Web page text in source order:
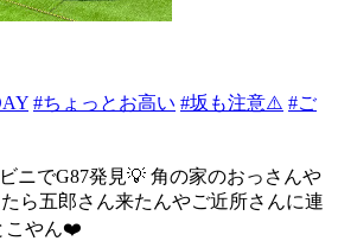
#ちょっとお高い #坂も注意⚠️ #ご
ニでG87発見💡 角の家のおっさんや
ら五郎さん来たんやご近所さんに連
こやん❤️